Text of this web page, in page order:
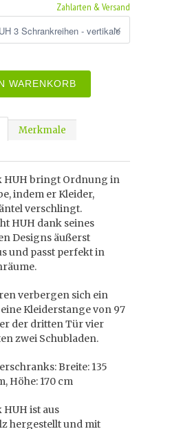
Zahlarten & Versand
WARENKORB
Merkmale
HUH bringt Ordnung in
indem er Kleider,
verschlingt.
HUH dank seines
Designs äußerst
und passt perfekt in
verbergen sich ein
Kleiderstange von 97
der dritten Tür vier
zwei Schubladen.
Breite: 135
Höhe: 170 cm
ist aus
hergestellt und mit